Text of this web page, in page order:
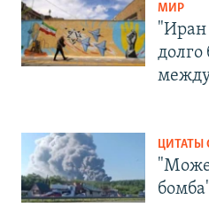
МИР
"Иран
долго
ЦИТАТЫ